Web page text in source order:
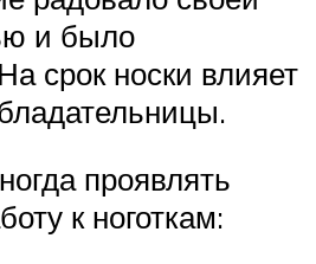
и было
срок носки влияет
проявлять
к ноготкам: